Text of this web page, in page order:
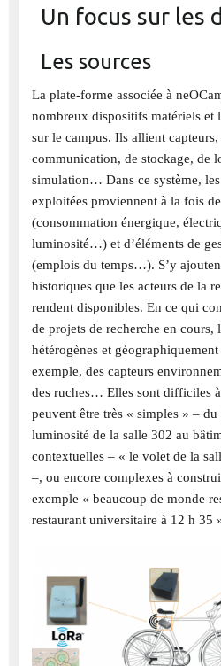
Un focus sur les
Les sources
La plate-forme associée à
nombreux dispositifs matériels et
sur le campus. Ils allient
communication, de stockage, de
simulation… Dans ce système,
exploitées proviennent à la fois
(consommation énergique,
luminosité…) et d’éléments de
(emplois du temps…). S’y
historiques que les acteurs de la
rendent disponibles. En ce qui
de projets de recherche en cours,
hétérogènes et
exemple, des capteurs
des ruches… Elles sont difficiles
peuvent être très « simples » –
luminosité de la salle 302 au
contextuelles – « le volet de la
–, ou encore complexes à
exemple « beaucoup de monde
restaurant universitaire à 12 h 35